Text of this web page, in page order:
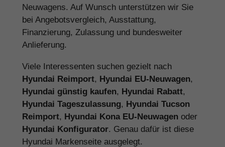
Neuwagens. Auf Wunsch unterstützen wir Sie
bei Angebotsvergleich, Ausstattung,
Finanzierung, Zulassung und bundesweiter
Anlieferung.
Viele Interessenten suchen gezielt nach
Hyundai Reimport, Hyundai EU-Neuwagen,
Hyundai günstig kaufen, Hyundai Rabatt,
Hyundai Tageszulassung, Hyundai Tucson
Reimport, Hyundai Kona EU-Neuwagen oder
Hyundai Konfigurator. Genau dafür ist diese
Hyundai Markenseite ausgelegt.